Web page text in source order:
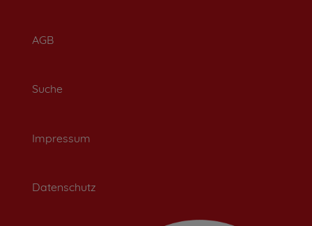
AGB
Suche
Impressum
Datenschutz